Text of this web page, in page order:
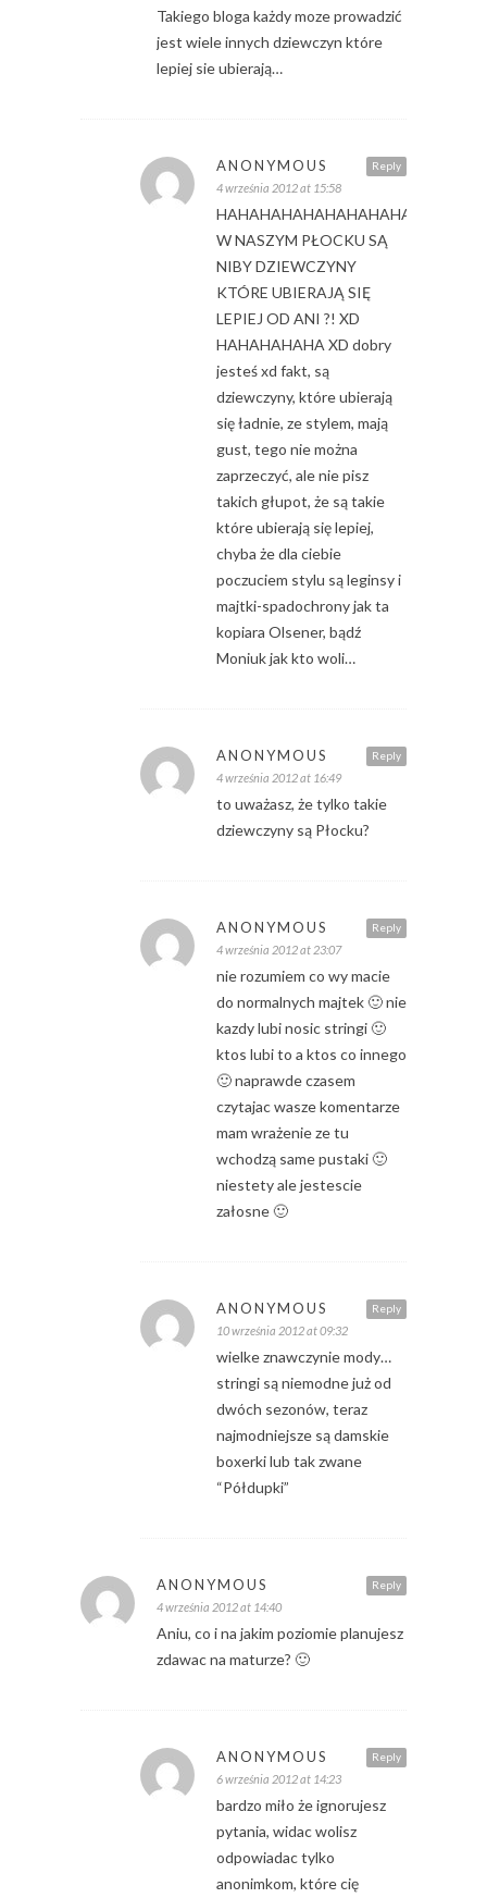
Takiego bloga każdy moze prowadzić
jest wiele innych dziewczyn które
lepiej sie ubierają…
Reply
ANONYMOUS
4 września 2012 at 15:58
W NASZYM PŁOCKU SĄ
NIBY DZIEWCZYNY
KTÓRE UBIERAJĄ SIĘ
LEPIEJ OD ANI ?! XD
HAHAHAHAHA XD dobry
jesteś xd fakt, są
dziewczyny, które ubierają
się ładnie, ze stylem, mają
gust, tego nie można
zaprzeczyć, ale nie pisz
takich głupot, że są takie
które ubierają się lepiej,
chyba że dla ciebie
poczuciem stylu są leginsy i
majtki-spadochrony jak ta
kopiara Olsener, bądź
Moniuk jak kto woli…
Reply
ANONYMOUS
4 września 2012 at 16:49
to uważasz, że tylko takie
dziewczyny są Płocku?
Reply
ANONYMOUS
4 września 2012 at 23:07
nie rozumiem co wy macie
do normalnych majtek 🙂 nie
kazdy lubi nosic stringi 🙂
ktos lubi to a ktos co innego
🙂 naprawde czasem
czytajac wasze komentarze
mam wrażenie ze tu
wchodzą same pustaki 🙂
niestety ale jestescie
załosne 🙂
Reply
ANONYMOUS
10 września 2012 at 09:32
wielke znawczynie mody…
stringi są niemodne już od
dwóch sezonów, teraz
najmodniejsze są damskie
boxerki lub tak zwane
“Półdupki”
Reply
ANONYMOUS
4 września 2012 at 14:40
Aniu, co i na jakim poziomie planujesz
zdawac na maturze? 🙂
Reply
ANONYMOUS
6 września 2012 at 14:23
bardzo miło że ignorujesz
pytania, widac wolisz
odpowiadac tylko
anonimkom, które cię